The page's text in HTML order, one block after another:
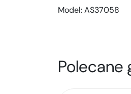
Model:AS37058
Polecane